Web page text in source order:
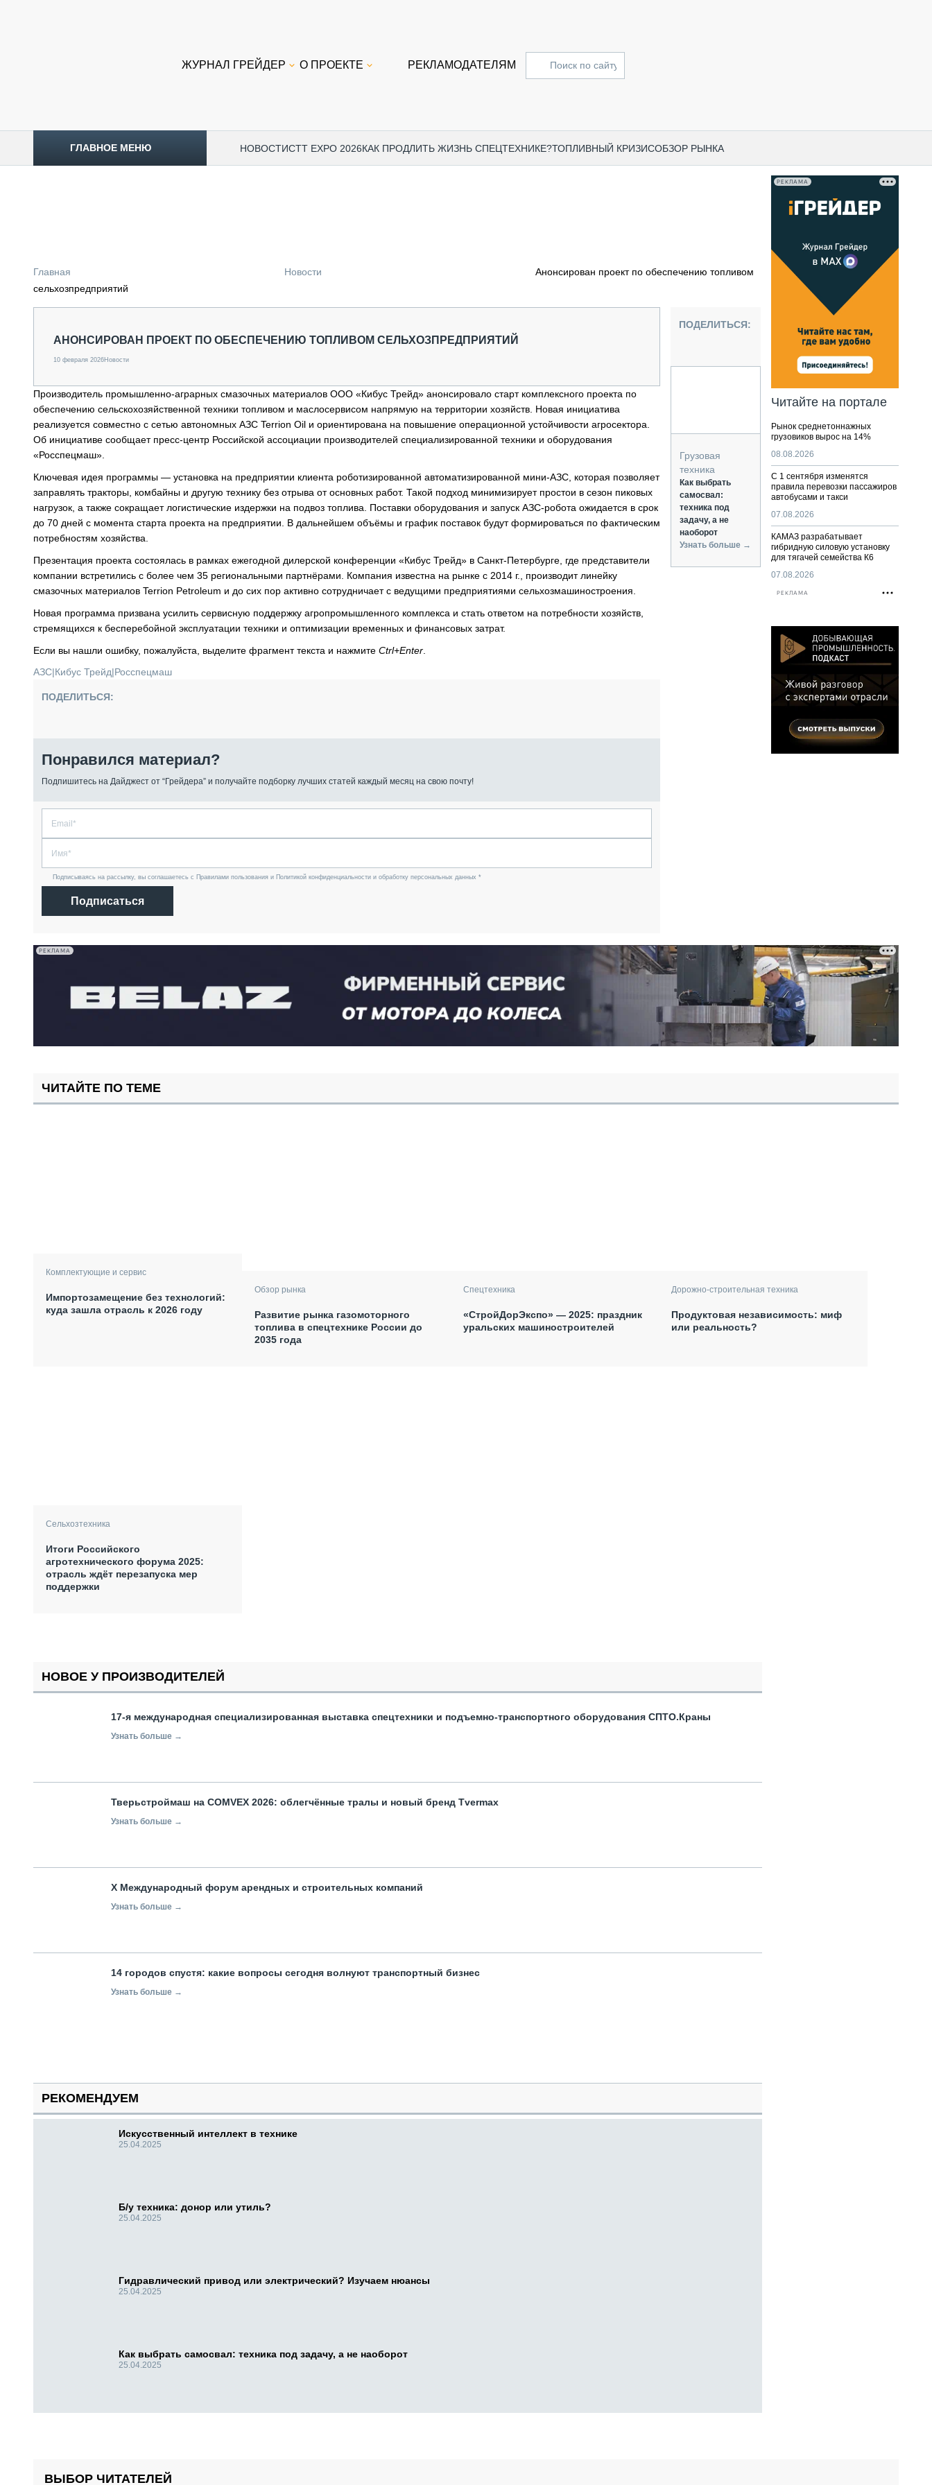
ЖУРНАЛ ГРЕЙДЕР О ПРОЕКТЕ РЕКЛАМОДАТЕЛЯМ
ГЛАВНОЕ МЕНЮ НОВОСТИCTT EXPO 2026КАК ПРОДЛИТЬ ЖИЗНЬ СПЕЦТЕХНИКЕ?ТОПЛИВНЫЙ КРИЗИСОБЗОР РЫНКА
ОБЗОР РЫНКА
ГРУЗОПЕРЕВОЗКИ
ИСПЫТАТЕЛИ
ТЕХНОЛОГИИ
ДОРОЖНАЯ ИНДУСТРИЯ
СЕРВИСМЕНЫ
ПОДЪЁМНАЯ ТЕХНИКА
ПАССАЖИРСКИЙ ТРАНСПОРТ
КАРЬЕРНАЯ ТЕХНИКА
ЛОГИСТИКА И СКЛАД
АВТОМАТИЗАЦИЯ И ТЕХНОЛОГИИ
Главная Новости
Анонсирован проект по обеспечению топливом
сельхозпредприятий
АНОНСИРОВАН ПРОЕКТ ПО ОБЕСПЕЧЕНИЮ ТОПЛИВОМ СЕЛЬХОЗПРЕДПРИЯТИЙ
10 февраля 2026Новости
Производитель промышленно-аграрных смазочных материалов ООО «Кибус Трейд» анонсировало старт комплексного проекта по
обеспечению сельскохозяйственной техники топливом и маслосервисом напрямую на территории хозяйств. Новая инициатива
реализуется совместно с сетью автономных АЗС Terrion Oil и ориентирована на повышение операционной устойчивости агросектора.
Об инициативе сообщает пресс-центр Российской ассоциации производителей специализированной техники и оборудования
«Росспецмаш».
Ключевая идея программы — установка на предприятии клиента роботизированной автоматизированной мини-АЗС, которая позволяет
заправлять тракторы, комбайны и другую технику без отрыва от основных работ. Такой подход минимизирует простои в сезон пиковых
нагрузок, а также сокращает логистические издержки на подвоз топлива. Поставки оборудования и запуск АЗС-робота ожидается в срок
до 70 дней с момента старта проекта на предприятии. В дальнейшем объёмы и график поставок будут формироваться по фактическим
потребностям хозяйства.
Презентация проекта состоялась в рамках ежегодной дилерской конференции «Кибус Трейд» в Санкт-Петербурге, где представители
компании встретились с более чем 35 региональными партнёрами. Компания известна на рынке с 2014 г., производит линейку
смазочных материалов Terrion Petroleum и до сих пор активно сотрудничает с ведущими предприятиями сельхозмашиностроения.
Новая программа призвана усилить сервисную поддержку агропромышленного комплекса и стать ответом на потребности хозяйств,
стремящихся к бесперебойной эксплуатации техники и оптимизации временных и финансовых затрат.
Если вы нашли ошибку, пожалуйста, выделите фрагмент текста и нажмите Ctrl+Enter
АЗС|Кибус Трейд|Росспецмаш
ПОДЕЛИТЬСЯ:
Понравился материал?
Подпишитесь на Дайджест от “Грейдера” и получайте подборку лучших статей каждый месяц на свою почту!
Подписываясь на рассылку, вы соглашаетесь с Правилами пользования и Политикой конфиденциальности и обработку персональных данных *
Подписаться
ПОДЕЛИТЬСЯ:
Грузовая
техника
Как выбрать
самосвал:
техника под
задачу, а не
наоборот
Узнать больше →
РЕКЛАМА
Читайте на портале
Рынок среднетоннажных
грузовиков вырос на 14%
08.08.2026
С 1 сентября изменятся
правила перевозки пассажиров
автобусами и такси
07.08.2026
КАМАЗ разрабатывает
гибридную силовую установку
для тягачей семейства К6
07.08.2026
РЕКЛАМА
РЕКЛАМА
ЧИТАЙТЕ ПО ТЕМЕ
Комплектующие и сервис
Импортозамещение без технологий:
куда зашла отрасль к 2026 году
Обзор рынка
Развитие рынка газомоторного
топлива в спецтехнике России до
2035 года
Спецтехника
«СтройДорЭкспо» — 2025: праздник
уральских машиностроителей
Дорожно-строительная техника
Продуктовая независимость: миф
или реальность?
Сельхозтехника
Итоги Российского
агротехнического форума 2025:
отрасль ждёт перезапуска мер
поддержки
НОВОЕ У ПРОИЗВОДИТЕЛЕЙ
17-я международная специализированная выставка спецтехники и подъемно-транспортного оборудования СПТО.Краны
Узнать больше →
Тверьстроймаш на COMVEX 2026: облегчённые тралы и новый бренд Tvermax
Узнать больше →
X Международный форум арендных и строительных компаний
Узнать больше →
14 городов спустя: какие вопросы сегодня волнуют транспортный бизнес
Узнать больше →
РЕКОМЕНДУЕМ
Искусственный интеллект в технике
25.04.2025
Б/у техника: донор или утиль?
25.04.2025
Гидравлический привод или электрический? Изучаем нюансы
25.04.2025
Как выбрать самосвал: техника под задачу, а не наоборот
25.04.2025
ВЫБОР ЧИТАТЕЛЕЙ